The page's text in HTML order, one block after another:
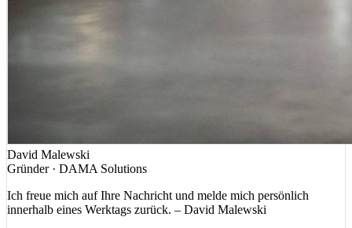
David Malewski
Gründer · DAMA Solutions
Ich freue mich auf Ihre Nachricht und melde mich persönlich
innerhalb eines Werktags zurück. – David Malewski